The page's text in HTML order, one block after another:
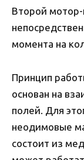
Второй мотор-
момента на
Принцип
основан на
полей. Для
неодимовые
состоит из